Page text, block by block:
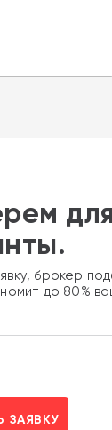
брокер
до 80%
ЗАЯВКУ